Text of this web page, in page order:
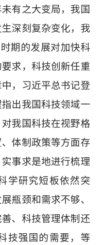
有之大变局，我国
深刻复杂变化，我
期的发展对加快科
求，科技创新任重
，习近平总书记登
出我国科技领域一
我国科技在视野格
体制政策等方面存
事求是地进行梳理
学研究短板依然突
瓶颈和需求不够、
、科技管理体制还
技强国的需要，等